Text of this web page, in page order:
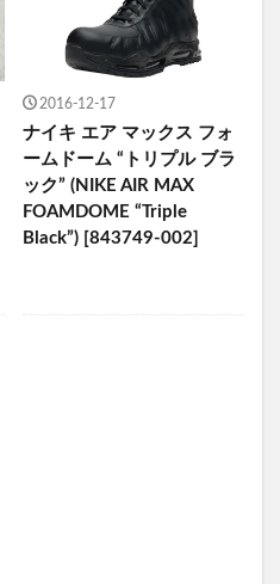
2016-12-17
ナイキ エア マックス フォ
ームドーム “トリプル ブラ
ック” (NIKE AIR MAX
FOAMDOME “Triple
Black”) [843749-002]